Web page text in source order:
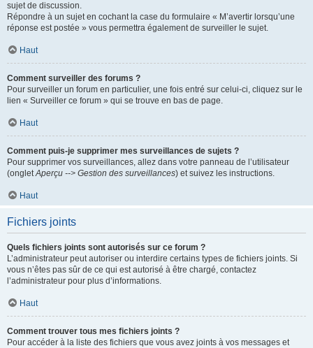
sujet de discussion.
Répondre à un sujet en cochant la case du formulaire « M’avertir lorsqu’une
réponse est postée » vous permettra également de surveiller le sujet.
Haut
Comment surveiller des forums ?
Pour surveiller un forum en particulier, une fois entré sur celui-ci, cliquez sur le
lien « Surveiller ce forum » qui se trouve en bas de page.
Haut
Comment puis-je supprimer mes surveillances de sujets ?
Pour supprimer vos surveillances, allez dans votre panneau de l’utilisateur
(ongletAperçu --> Gestion des surveillances) et suivez les instructions.
Haut
Fichiers joints
Quels fichiers joints sont autorisés sur ce forum ?
L’administrateur peut autoriser ou interdire certains types de fichiers joints. Si
vous n’êtes pas sûr de ce qui est autorisé à être chargé, contactez
l’administrateur pour plus d’informations.
Haut
Comment trouver tous mes fichiers joints ?
Pour accéder à la liste des fichiers que vous avez joints à vos messages et